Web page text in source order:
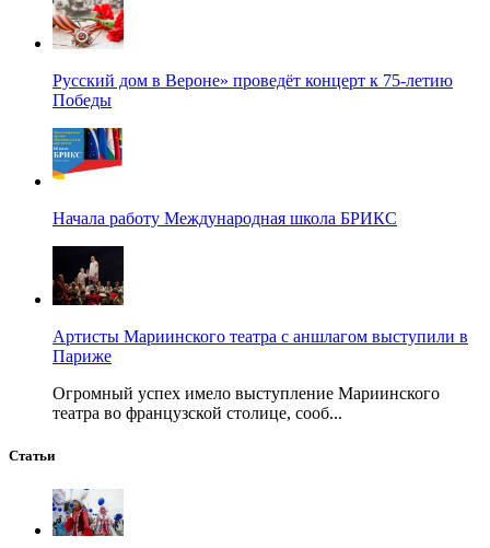
Русский дом в Вероне» проведёт концерт к 75-летию
Победы
Начала работу Международная школа БРИКС
Артисты Мариинского театра с аншлагом выступили в
Париже
Огромный успех имело выступление Мариинского
театра во французской столице, сооб...
Статьи